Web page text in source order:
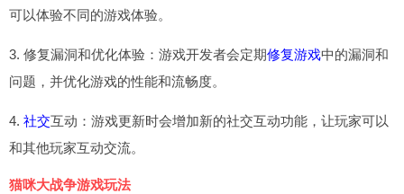
可以体验不同的游戏体验。
3. 修复漏洞和优化体验：游戏开发者会定期修复游戏中的漏洞和
问题，并优化游戏的性能和流畅度。
4. 社交互动：游戏更新时会增加新的社交互动功能，让玩家可以
和其他玩家互动交流。
猫咪大战争游戏玩法